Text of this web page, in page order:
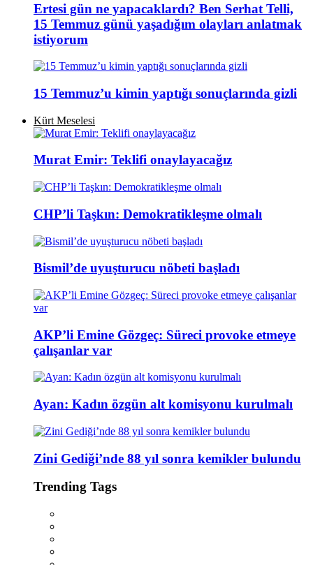
Ertesi gün ne yapacaklardı? Ben Serhat Telli,
15 Temmuz günü yaşadığım olayları anlatmak
istiyorum
15 Temmuz’u kimin yaptığı sonuçlarında gizli
Kürt Meselesi
Murat Emir: Teklifi onaylayacağız
CHP’li Taşkın: Demokratikleşme olmalı
Bismil’de uyuşturucu nöbeti başladı
AKP’li Emine Gözgeç: Süreci provoke etmeye
çalışanlar var
Ayan: Kadın özgün alt komisyonu kurulmalı
Zini Gediği’nde 88 yıl sonra kemikler bulundu
Trending Tags